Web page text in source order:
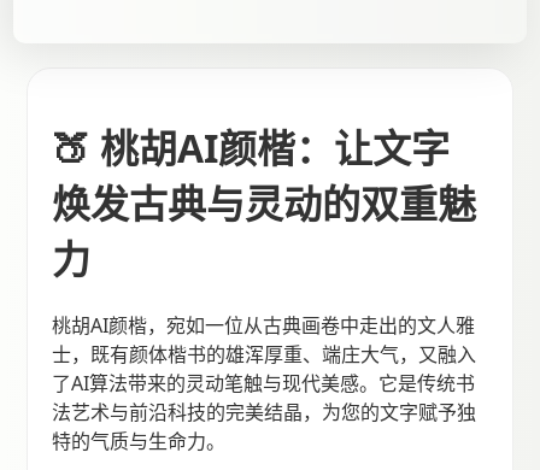
🍑 桃胡AI颜楷：让文字
焕发古典与灵动的双重魅
力
桃胡AI颜楷，宛如一位从古典画卷中走出的文人雅
士，既有颜体楷书的雄浑厚重、端庄大气，又融入
了AI算法带来的灵动笔触与现代美感。它是传统书
法艺术与前沿科技的完美结晶，为您的文字赋予独
特的气质与生命力。